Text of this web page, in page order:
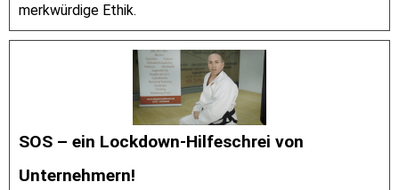
merkwürdige Ethik.
SOS – ein Lockdown-Hilfeschrei von
Unternehmern!